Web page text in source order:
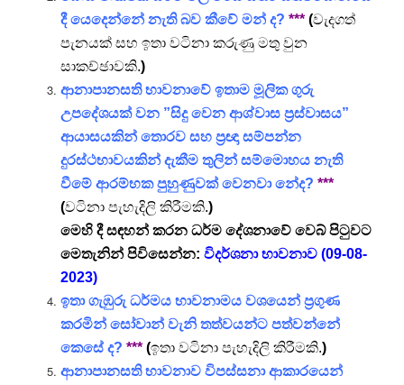
දී යෙදෙන්නේ නැති බව කීවේ මන් ද? *** (වැදගත්
පැනයක් සහ ඉතා වටිනා කරුණු මතු වුන
සාකච්ඡාවකි.)
ආනාපානසති භාවනාවේ ඉතාම මූලික ගුරු
උපදේශයක් වන ”සිදු වෙන ආශ්වාස ප්‍රස්වාසය”
ආයාසයකින් තොරව සහ ප්‍රඥා සම්පන්න
දුරස්ථභාවයකින් දැකීම තුලින් සම්මොහය නැති
වීමේ ආරම්භක පුහුණුවක් වෙනවා නේද? ***
(වටිනා පැහැදිලි කිරීමකි.)
මෙහි දී සඳහන් කරන ධර්ම දේශනාවේ වෙබ් පිටුවට
මෙතැනින් පිවිසෙන්න: විදර්ශනා භාවනාව (09-08-
2023)
ඉතා ගැඹුරු ධර්මය භාවනාමය වශයෙන් ප්‍රගුණ
කරමින් සෝවාන් වැනි තත්වයන්ට පත්වන්නේ
කෙසේ ද? *** (ඉතා වටිනා පැහැදිලි කිරීමකි.)
ආනාපානසති භාවනාව විපස්සනා ආකාරයෙන්